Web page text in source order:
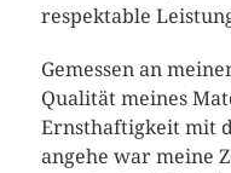
respektable
Gemessen an
Qualität meines
Ernsthaftigkeit mit
angehe war meine